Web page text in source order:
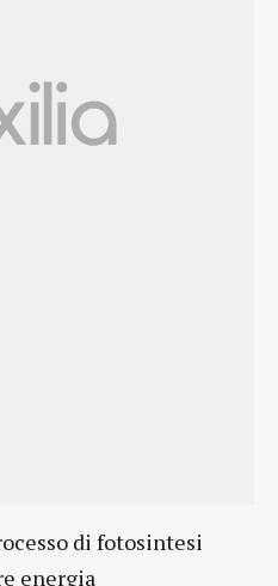
di fotosintesi
energia